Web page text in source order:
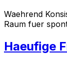
Waehrend
Raum fuer
Haeufige